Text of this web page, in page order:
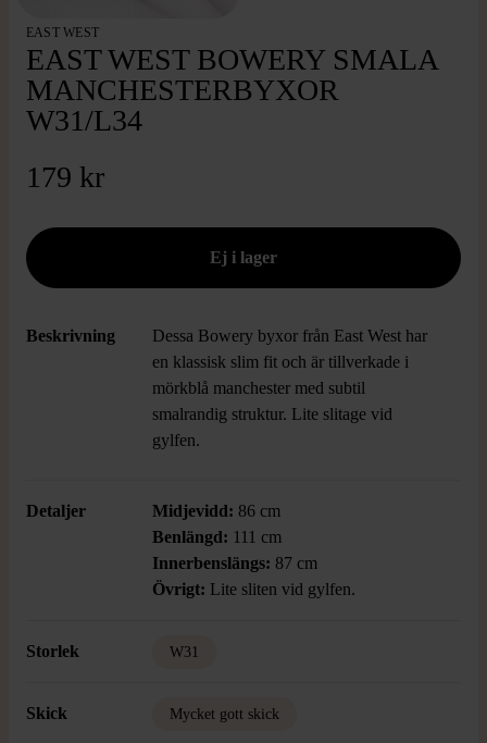
EAST WEST
EAST WEST BOWERY SMALA
MANCHESTERBYXOR
W31/L34
179 kr
Beskrivning
Dessa Bowery byxor från East West har
en klassisk slim fit och är tillverkade i
mörkblå manchester med subtil
smalrandig struktur. Lite slitage vid
gylfen.
Detaljer Midjevidd: 86 cm
Benlängd: 111 cm
Innerbenslängs: 87 cm
Övrigt: Lite sliten vid gylfen.
Storlek W31
Skick Mycket gott skick